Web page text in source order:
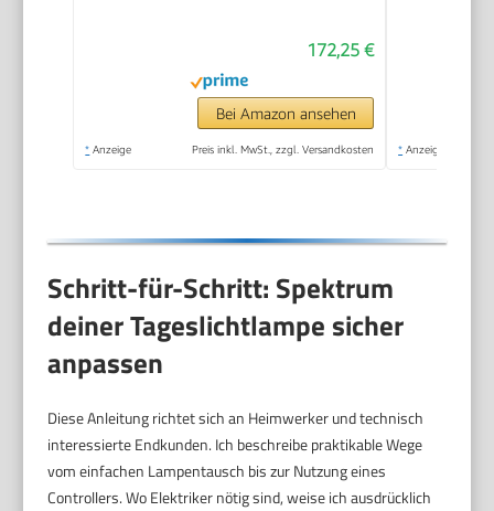
Tageslichtleuchte bei
Lichtmangelerscheinungen,
SunLike® LED-
Technologie, mit
172,25 €
Bei Amazon ansehen
* Anzeige Preis inkl. MwSt., zzgl. Versandkosten * Anzeige
Schritt-für-Schritt: Spektrum
deiner Tageslichtlampe sicher
anpassen
Diese Anleitung richtet sich an Heimwerker und technisch
interessierte Endkunden. Ich beschreibe praktikable Wege
vom einfachen Lampentausch bis zur Nutzung eines
Controllers. Wo Elektriker nötig sind, weise ich ausdrücklich